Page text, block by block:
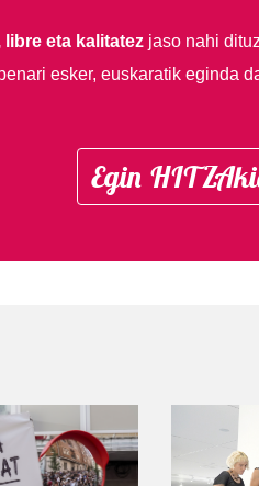
eta kalitatezjaso nahi
esker, euskaratik eginda
Egin